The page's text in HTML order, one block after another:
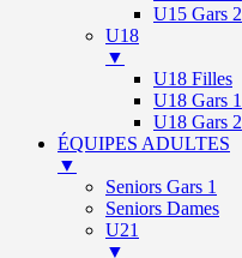
U15 Gars 2
U18
▼
U18 Filles
U18 Gars 1
U18 Gars 2
ÉQUIPES ADULTES
▼
Seniors Gars 1
Seniors Dames
U21
▼